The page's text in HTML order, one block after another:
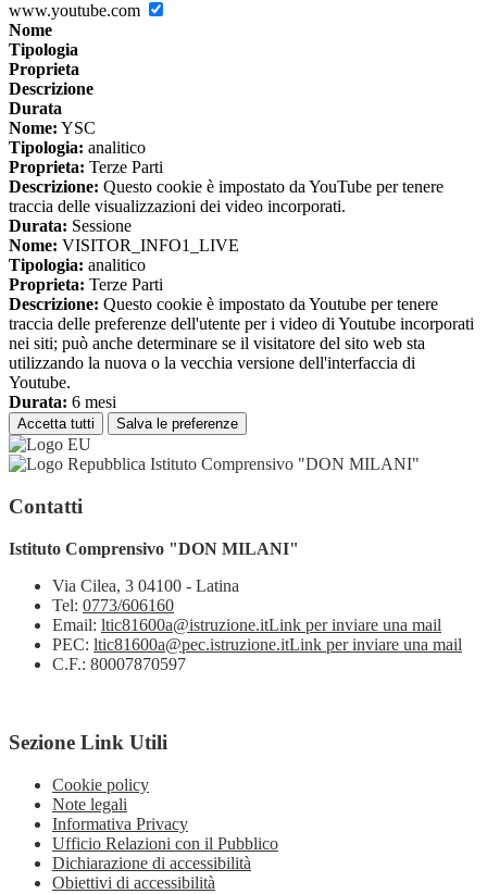
www.youtube.com
Nome
Tipologia
Proprieta
Descrizione
Durata
Nome: YSC
Tipologia: analitico
Proprieta: Terze Parti
Descrizione: Questo cookie è impostato da YouTube per tenere
traccia delle visualizzazioni dei video incorporati.
Durata: Sessione
Nome: VISITOR_INFO1_LIVE
Tipologia: analitico
Proprieta: Terze Parti
Descrizione: Questo cookie è impostato da Youtube per tenere
traccia delle preferenze dell'utente per i video di Youtube incorporati
nei siti; può anche determinare se il visitatore del sito web sta
utilizzando la nuova o la vecchia versione dell'interfaccia di
Youtube.
Durata: 6 mesi
Accetta tutti Salva le preferenze
Istituto Comprensivo "DON MILANI"
Contatti
Istituto Comprensivo "DON MILANI"
Via Cilea, 3 04100 - Latina
Tel: 0773/606160
Email: ltic81600a@istruzione.itLink per inviare una mail
PEC: ltic81600a@pec.istruzione.itLink per inviare una mail
C.F.: 80007870597
Sezione Link Utili
Cookie policy
Note legali
Informativa Privacy
Ufficio Relazioni con il Pubblico
Dichiarazione di accessibilità
Obiettivi di accessibilità